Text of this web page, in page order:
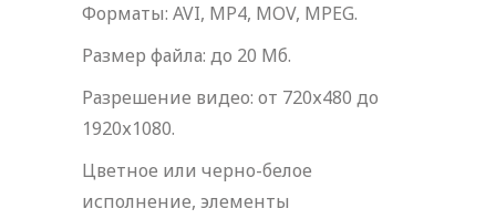
Форматы: AVI, MP4, MOV, MPEG.
Размер файла: до 20 Мб.
Разрешение видео: от 720х480 до
1920х1080.
Цветное или черно-белое
исполнение, элементы